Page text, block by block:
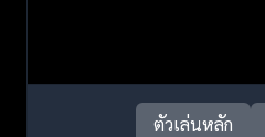
ตัวเล่นหลัก